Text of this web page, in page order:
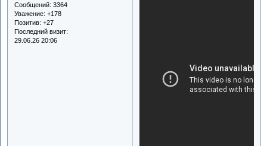
Сообщений: 3364
Уважение: +178
Позитив: +27
Последний визит:
29.06.26 20:06